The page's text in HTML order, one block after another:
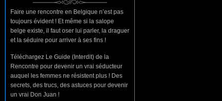
Faire une rencontre en Belgique n’est pas
toujours évident ! Et même si la salope
belge existe, il faut oser lui parler, la draguer
et la séduire pour arriver à ses fins !
Téléchargez Le Guide (Interdit) de la
Rencontre pour devenir un vrai séducteur
auquel les femmes ne résistent plus ! Des
secrets, des trucs, des astuces pour devenir
un vrai Don Juan !